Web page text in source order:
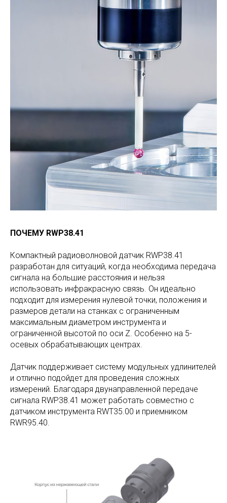
ПОЧЕМУ RWP38.41
Компактный радиоволновой датчик RWP38.41
разработан для ситуаций, когда необходима передача
сигнала на большие расстояния и нельзя
использовать инфракрасную связь. Он идеально
подходит для измерения нулевой точки, положения и
размеров детали на станках с ограниченным
максимальным диаметром инструмента и
ограниченной высотой по оси Z. Особенно на 5-
осевых обрабатывающих центрах.
Датчик поддерживает систему модульных удлинителей
и отлично подойдет для проведения сложных
измерений. Благодаря двунаправленной передаче
сигнала RWP38.41 может работать совместно с
датчиком инструмента RWT35.00 и приемником
RWR95.40.